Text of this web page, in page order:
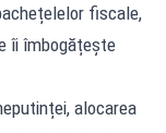
fiscale,
îi îmbogățește
alocarea